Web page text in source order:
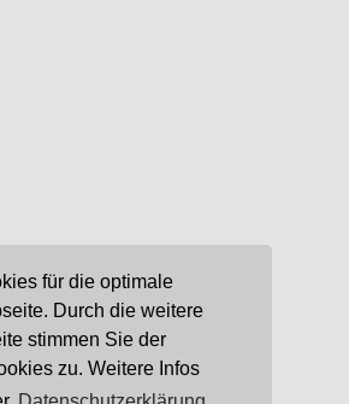
für die optimale
Durch die weitere
stimmen Sie der
zu. Weitere Infos